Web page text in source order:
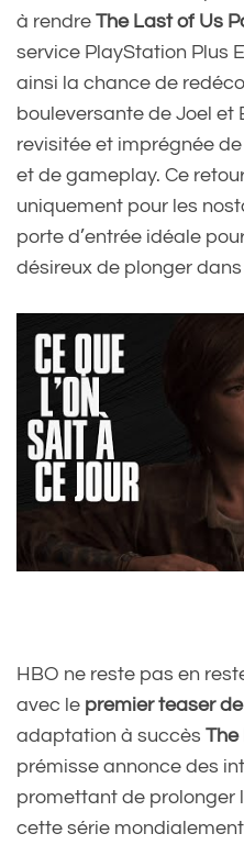
à rendre The Last of Us
service PlayStation Plus
ainsi la chance de
bouleversante de Joel et
revisitée et imprégnée
et de gameplay. Ce
uniquement pour les
porte d’entrée idéale
désireux de plonger
HBO ne reste pas en
avec le premier teaser
adaptation à succès The
prémisse annonce des
promettant de prolonger
cette série